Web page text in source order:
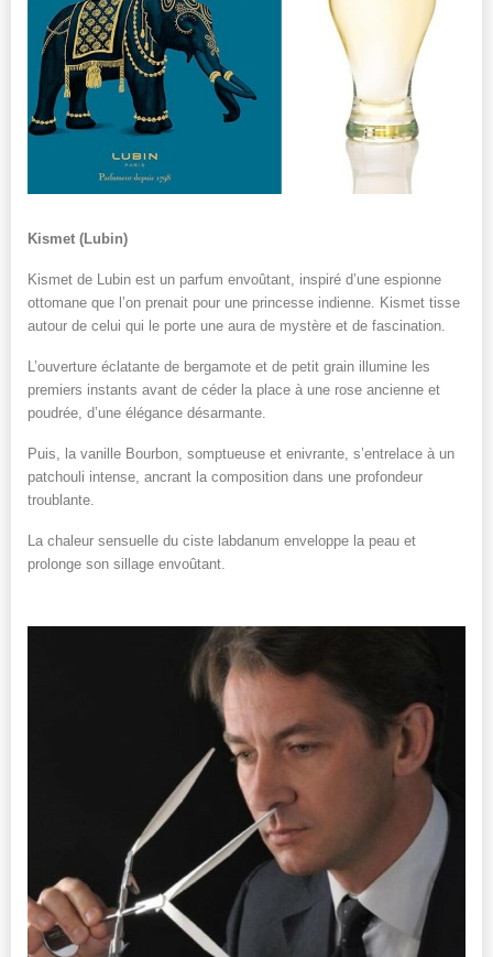
Kismet (Lubin)
Kismet de Lubin est un parfum envoûtant, inspiré d’une espionne
ottomane que l’on prenait pour une princesse indienne. Kismet tisse
autour de celui qui le porte une aura de mystère et de fascination.
L’ouverture éclatante de bergamote et de petit grain illumine les
premiers instants avant de céder la place à une rose ancienne et
poudrée, d’une élégance désarmante.
Puis, la vanille Bourbon, somptueuse et enivrante, s’entrelace à un
patchouli intense, ancrant la composition dans une profondeur
troublante.
La chaleur sensuelle du ciste labdanum enveloppe la peau et
prolonge son sillage envoûtant.